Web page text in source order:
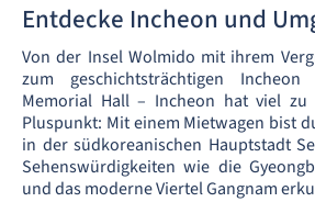
Entdecke Incheon und
Von der Insel Wolmido mit ihrem
zum geschichtsträchtigen
Memorial Hall – Incheon hat viel
Pluspunkt: Mit einem Mietwagen bist
in der südkoreanischen Hauptstadt
Sehenswürdigkeiten wie die
und das moderne Viertel Gangnam